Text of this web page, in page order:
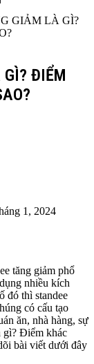
GIẢM LÀ GÌ?
GÌ? ĐIỂM
1, 2024
tăng giảm phổ
nhiều kích
đó thì standee
có cấu tạo
ăn, nhà hàng, sự
gì? Điểm khác
bài viết dưới đây